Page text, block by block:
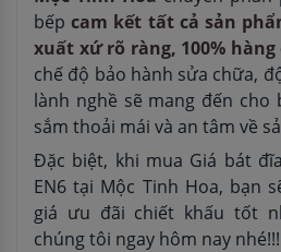
bếpcam kết tất cả sản
xuất xứ rõ ràng, 100%
chế độ bảo hành sửa chữa,
lành nghề sẽ mang đến cho
sắm thoải mái và an tâm về
Đặc biệt, khi mua Giá bát
EN6 tại Mộc Tinh Hoa, bạn
giá ưu đãi chiết khấu tốt
chúng tôi ngay hôm nay nhé!!!